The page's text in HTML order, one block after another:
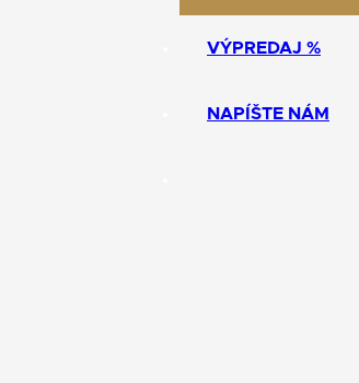
VÝPREDAJ %
NAPÍŠTE NÁM